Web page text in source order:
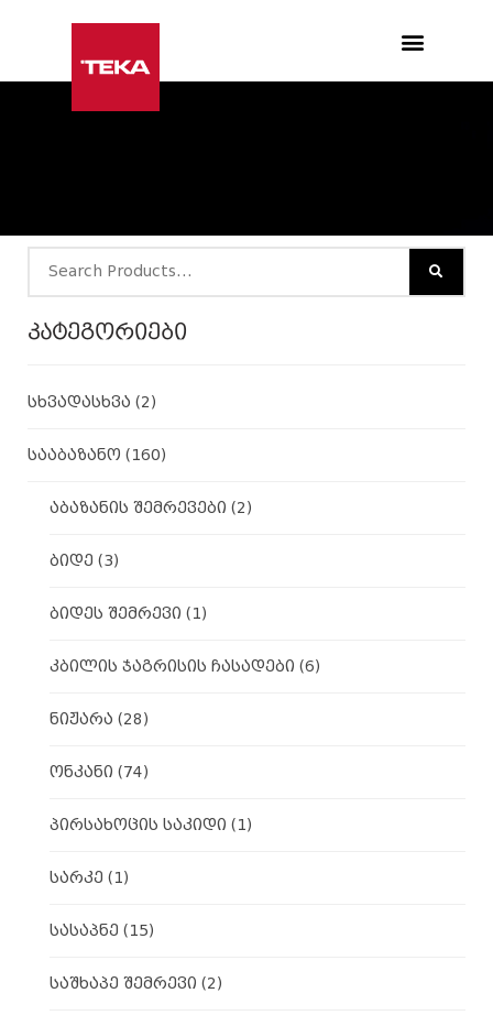
კატეგორიები
სხვადასხვა (2)
სააბაზანო (160)
აბაზანის შემრევები (2)
ბიდე (3)
ბიდეს შემრევი (1)
კბილის ჯაგრისის ჩასადები (6)
ნიჟარა (28)
ონკანი (74)
პირსახოცის საკიდი (1)
სარკე (1)
სასაპნე (15)
საშხაპე შემრევი (2)